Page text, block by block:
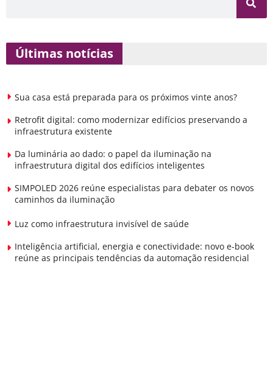
Últimas notícias
Sua casa está preparada para os próximos vinte anos?
Retrofit digital: como modernizar edifícios preservando a
infraestrutura existente
Da luminária ao dado: o papel da iluminação na
infraestrutura digital dos edifícios inteligentes
SIMPOLED 2026 reúne especialistas para debater os novos
caminhos da iluminação
Luz como infraestrutura invisível de saúde
Inteligência artificial, energia e conectividade: novo e-book
reúne as principais tendências da automação residencial